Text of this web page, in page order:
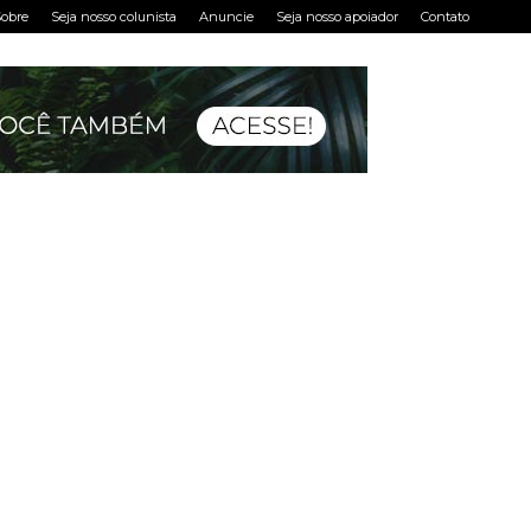
Seja nosso colunista Anuncie Seja nosso apoiador Contato